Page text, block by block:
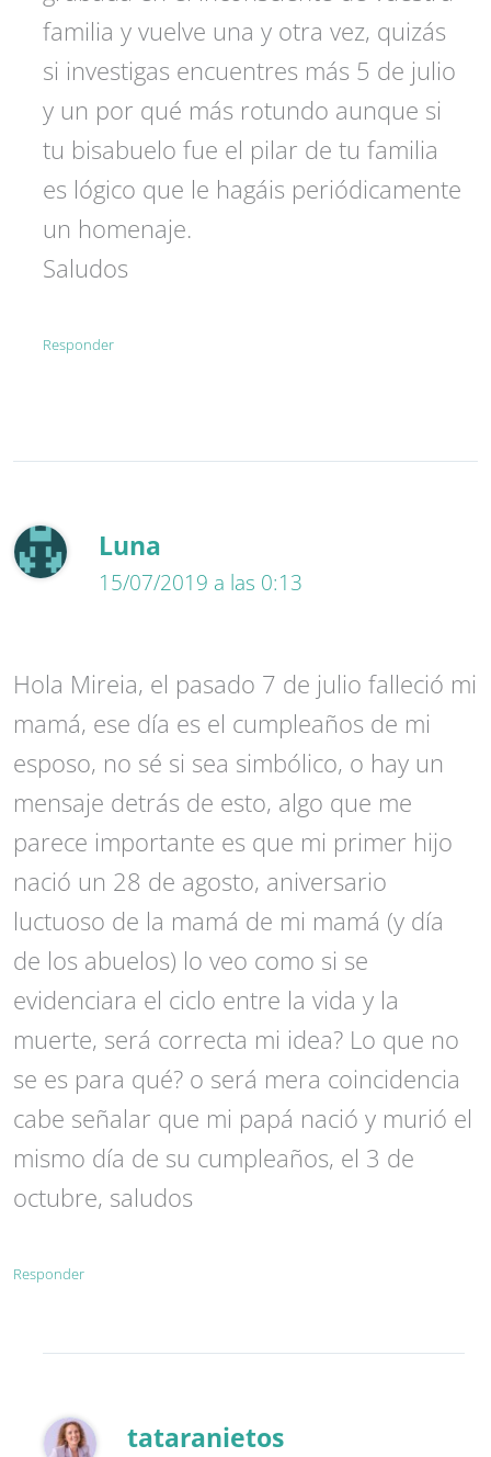
familia y vuelve una y otra vez, quizás
si investigas encuentres más 5 de julio
y un por qué más rotundo aunque si
tu bisabuelo fue el pilar de tu familia
es lógico que le hagáis periódicamente
un homenaje.
Saludos
Responder
Luna
15/07/2019 a las 0:13
Hola Mireia, el pasado 7 de julio falleció mi
mamá, ese día es el cumpleaños de mi
esposo, no sé si sea simbólico, o hay un
mensaje detrás de esto, algo que me
parece importante es que mi primer hijo
nació un 28 de agosto, aniversario
luctuoso de la mamá de mi mamá (y día
de los abuelos) lo veo como si se
evidenciara el ciclo entre la vida y la
muerte, será correcta mi idea? Lo que no
se es para qué? o será mera coincidencia
cabe señalar que mi papá nació y murió el
mismo día de su cumpleaños, el 3 de
octubre, saludos
Responder
tataranietos